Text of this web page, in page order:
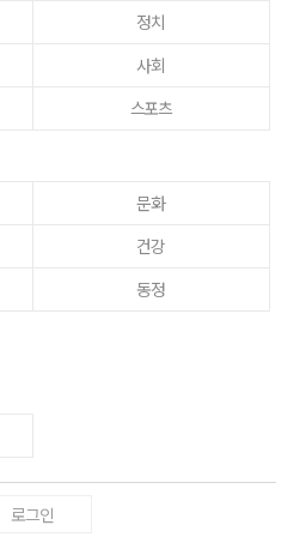
정치
사회
스포츠
문화
건강
동정
로그인